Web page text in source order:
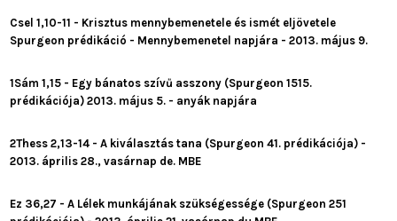
Csel 1,10-11 - Krisztus mennybemenetele és ismét eljövetele
Spurgeon prédikáció - Mennybemenetel napjára - 2013. május 9.
1Sám 1,15 - Egy bánatos szívű asszony (Spurgeon 1515.
prédikációja) 2013. május 5. - anyák napjára
2Thess 2,13-14 - A kiválasztás tana (Spurgeon 41. prédikációja) -
2013. április 28., vasárnap de. MBE
Ez 36,27 - A Lélek munkájának szükségessége (Spurgeon 251